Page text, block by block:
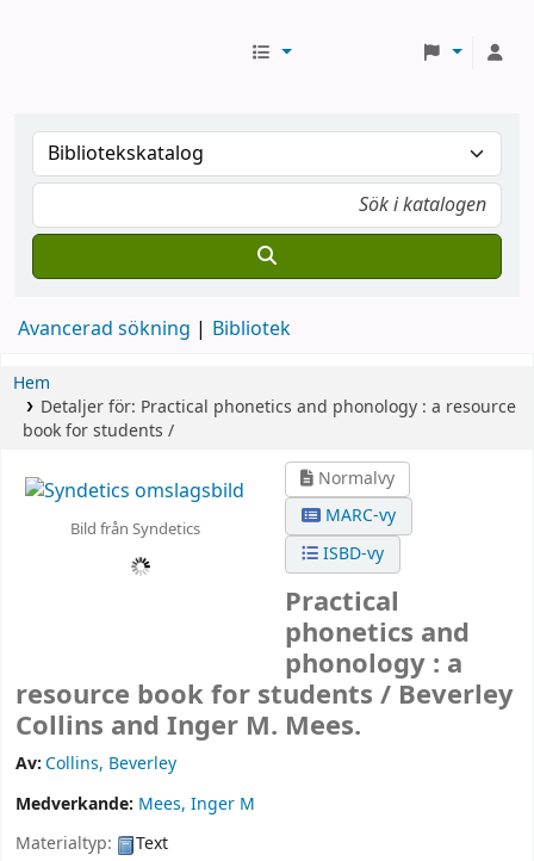
Avancerad sökning Bibliotek
Hem
Detaljer för: Practical phonetics and phonology : a resource
book for students /
Bild från Syndetics
Normalvy
MARC-vy
ISBD-vy
Practical
phonetics and
phonology : a
resource book for students / Beverley
Collins and Inger M. Mees.
Av:Collins, Beverley
Medverkande: Mees, Inger M
Materialtyp:
Text